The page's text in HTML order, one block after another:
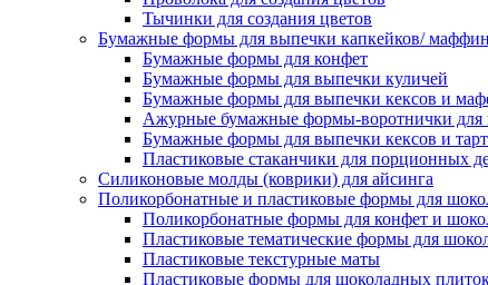
Тычинки для создания цветов
Бумажные формы для выпечки капкейков/
Бумажные формы для конфет
Бумажные формы для выпечки куличей
Бумажные формы для выпечки кексов и
Ажурные бумажные формы-воротнички для
Бумажные формы для выпечки кексов и
Пластиковые стаканчики для порционных
Силиконовые молды (коврики) для айсинга
Поликорбонатные и пластиковые формы для
Поликорбонатные формы для конфет и
Пластиковые тематические формы для
Пластиковые текстурные маты
Пластиковые формы для шоколадных